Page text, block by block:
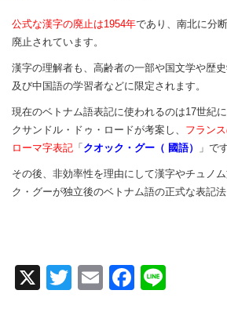
公式な漢字の廃止は1954年であり、南北に分
廃止されています。
漢字の理解者も、高齢者の一部や国文学や歴
及び中国語の学習者などに限定されます。
現在のベトナム語表記に使われるのは17世紀
クサンドル・ドゥ・ロードが考案し、 フラン
ローマ字表記 「クオック・グー（ 國語） 」で
その後、非効率性を理由にして漢字やチュノ
ク・グーが独立後のベトナム語の正式な表記法
X
T
E
F